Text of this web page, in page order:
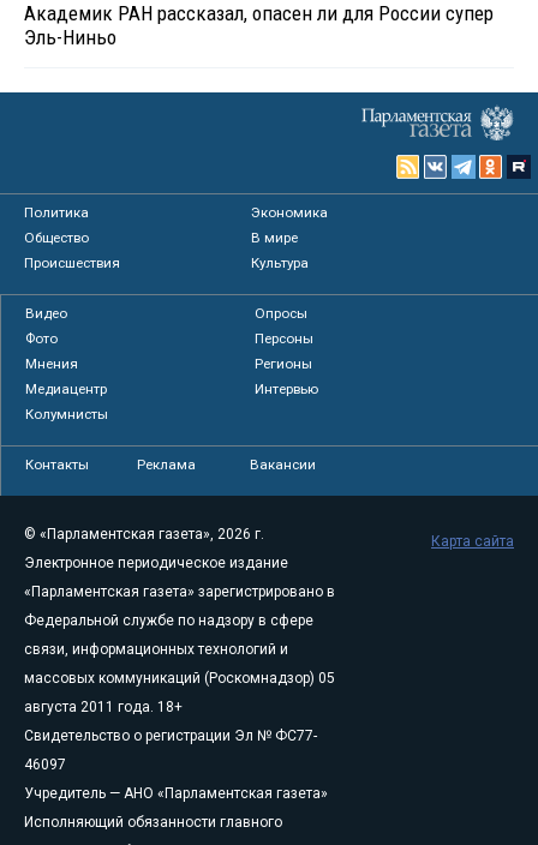
Академик РАН рассказал, опасен ли для России супер
Эль-Ниньо
Политика
Экономика
Общество
В мире
Происшествия
Культура
Видео
Опросы
Фото
Персоны
Мнения
Регионы
Медиацентр
Интервью
Колумнисты
Контакты Реклама Вакансии
© «Парламентская газета», 2026 г.
Электронное периодическое издание
«Парламентская газета» зарегистрировано в
Федеральной службе по надзору в сфере
связи, информационных технологий и
массовых коммуникаций (Роскомнадзор) 05
августа 2011 года. 18+
Свидетельство о регистрации Эл № ФС77-
46097
Учредитель — АНО «Парламентская газета»
Исполняющий обязанности главного
Карта сайта